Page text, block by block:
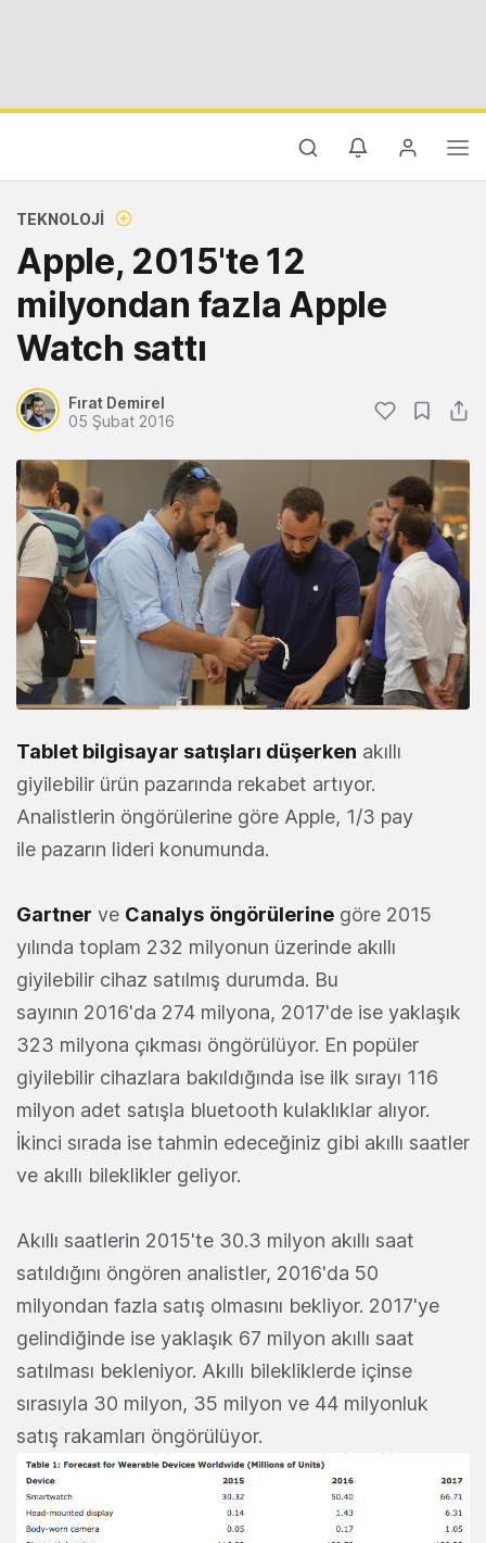
TEKNOLOJI
Apple, 2015'te 12
milyondan fazla Apple
Watch sattı
Fırat Demirel
05 Şubat 2016
Tablet bilgisayar satışları düşerken akıllı
giyilebilir ürün pazarında rekabet artıyor.
Analistlerin öngörülerine göre Apple, 1/3 pay
ile pazarın lideri konumunda.
Gartner ve Canalys öngörülerine göre 2015
yılında toplam 232 milyonun üzerinde akıllı
giyilebilir cihaz satılmış durumda. Bu
sayının 2016'da 274 milyona, 2017'de ise yaklaşık
323 milyona çıkması öngörülüyor. En popüler
giyilebilir cihazlara bakıldığında ise ilk sırayı 116
milyon adet satışla bluetooth kulaklıklar alıyor.
İkinci sırada ise tahmin edeceğiniz gibi akıllı saatler
ve akıllı bileklikler geliyor.
Akıllı saatlerin 2015'te 30.3 milyon akıllı saat
satıldığını öngören analistler, 2016'da 50
milyondan fazla satış olmasını bekliyor. 2017'ye
gelindiğinde ise yaklaşık 67 milyon akıllı saat
satılması bekleniyor. Akıllı bilekliklerde içinse
sırasıyla 30 milyon, 35 milyon ve 44 milyonluk
satış rakamları öngörülüyor.